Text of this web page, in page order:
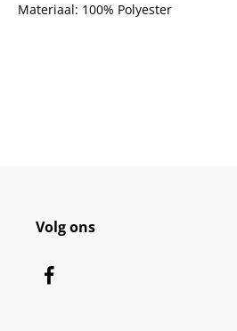
Materiaal: 100% Polyester
Volg ons